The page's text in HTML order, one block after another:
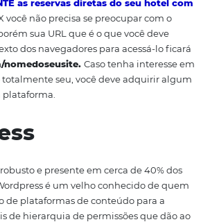
cadastro, você já pode selecionar
a personalizar seu site sem ser
conhecimentos em programação.
& solta”, fica bem prático para
layout característico de seu
Além dessas facilidades, você
do seu conteúdo e assim
você não precisa se preocupar
porém sua URL que é o que você
texto dos navegadores para acessá-